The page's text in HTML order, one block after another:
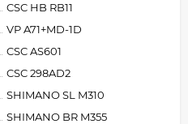
CSC HB RB11
VP A71+MD-1D
CSC AS601
CSC 298AD2
SHIMANO SL M310
SHIMANO BR M355